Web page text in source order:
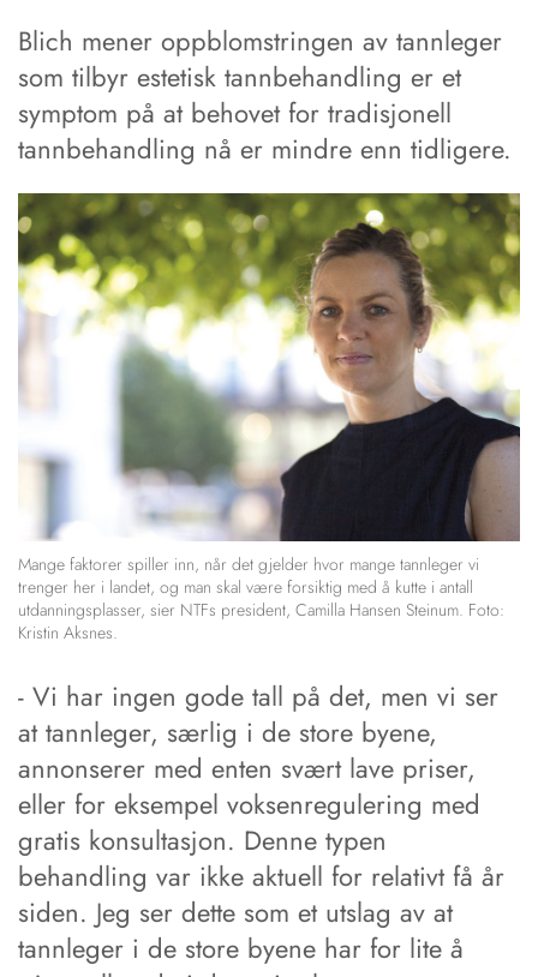
Blich mener oppblomstringen av tannleger
som tilbyr estetisk tannbehandling er et
symptom på at behovet for tradisjonell
tannbehandling nå er mindre enn tidligere.
Mange faktorer spiller inn, når det gjelder hvor mange tannleger vi
trenger her i landet, og man skal være forsiktig med å kutte i antall
utdanningsplasser, sier NTFs president, Camilla Hansen Steinum. Foto:
Kristin Aksnes.
- Vi har ingen gode tall på det, men vi ser
at tannleger, særlig i de store byene,
annonserer med enten svært lave priser,
eller for eksempel voksenregulering med
gratis konsultasjon. Denne typen
behandling var ikke aktuell for relativt få år
siden. Jeg ser dette som et utslag av at
tannleger i de store byene har for lite å